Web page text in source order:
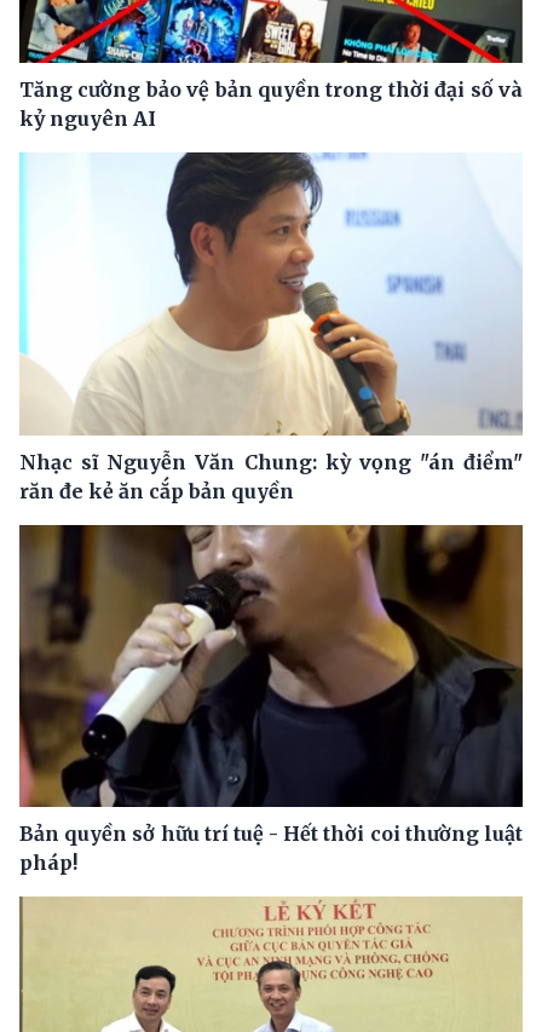
Tăng cường bảo vệ bản quyền trong thời đại số và
kỷ nguyên AI
Nhạc sĩ Nguyễn Văn Chung: kỳ vọng "án điểm"
răn đe kẻ ăn cắp bản quyền
Bản quyền sở hữu trí tuệ - Hết thời coi thường luật
pháp!